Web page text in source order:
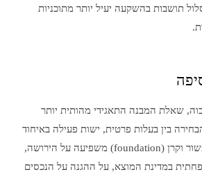
תושבות בהשקעה יעיל יותר מתוכניות
שאלת המבנה התאגידי מהותית יותר
בין בעלות פרטית, ישות פעילה באיחוד
האמירויות, SPV באופשור וקרן (foundation) משפיעה על הירושה,
במדינת המוצא, על ההגנה על הנכסים